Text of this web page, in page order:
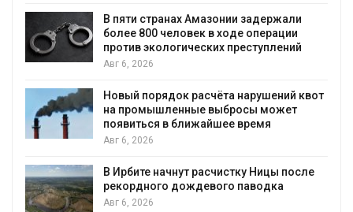
В пяти странах Амазонии задержали
более 800 человек в ходе операции
против экологических преступлений
Авг 6, 2026
Новый порядок расчёта нарушений квот
на промышленные выбросы может
появиться в ближайшее время
Авг 6, 2026
В Ирбите начнут расчистку Ницы после
рекордного дождевого паводка
Авг 6, 2026